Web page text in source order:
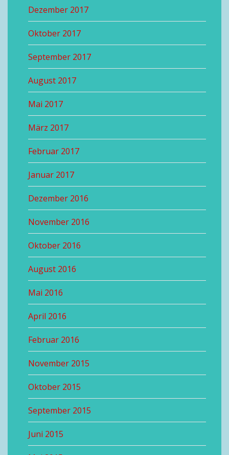
Dezember 2017
Oktober 2017
September 2017
August 2017
Mai 2017
März 2017
Februar 2017
Januar 2017
Dezember 2016
November 2016
Oktober 2016
August 2016
Mai 2016
April 2016
Februar 2016
November 2015
Oktober 2015
September 2015
Juni 2015